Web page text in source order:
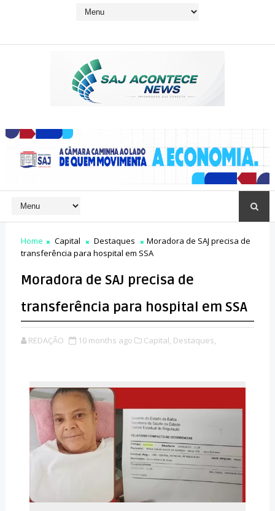
Home Capital Destaques
Moradora de SAJ precisa de
transferência para hospital em SSA
Moradora de SAJ precisa de
transferência para hospital em SSA
REDAÇÃO 10 months ago Capital, Destaques,